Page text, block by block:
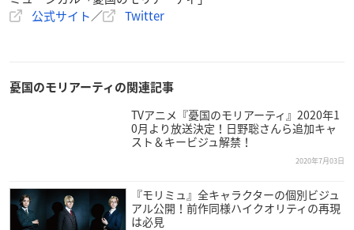
公式サイト／ Twitter
憂国のモリアーティの関連記事
TVアニメ『憂国のモリアーティ』2020年1
0月より放送決定！日野聡さんら追加キャ
スト＆キービジュ解禁！
2020年7月03日
『モリミュ』全キャラクターの個別ビジュ
アル公開！前作同様ハイクオリティの再現
は必見